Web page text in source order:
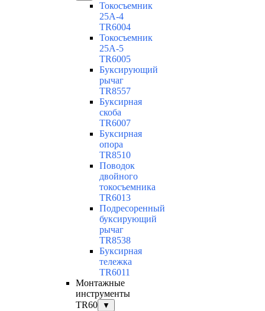
Токосъемник
25А-4
TR6004
Токосъемник
25А-5
TR6005
Буксирующий
рычаг
TR8557
Буксирная
скоба
TR6007
Буксирная
опора
TR8510
Поводок
двойного
токосъемника
TR6013
Подресоренный
буксирующий
рычаг
TR8538
Буксирная
тележка
TR6011
Монтажные
инструменты
TR60
▼